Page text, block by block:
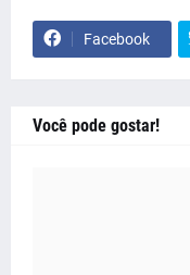
Facebook
Você pode gostar!